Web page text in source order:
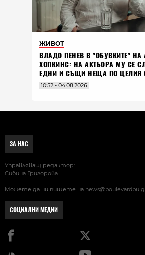
ЖИВОТ
ВЛАДO ПЕНЕВ В "ОБУВКИТЕ" НА
ХОПКИНС: НА АКТЬОРА МУ СЕ
ЕДНИ И СЪЩИ НЕЩА ПО ЦЕЛИЯ
10:52 - 04.08.2026
ЗА НАС
Управляващ редактор:
Сибина Григорова
Можете да ни пишете на
СОЦИАЛНИ МЕДИИ